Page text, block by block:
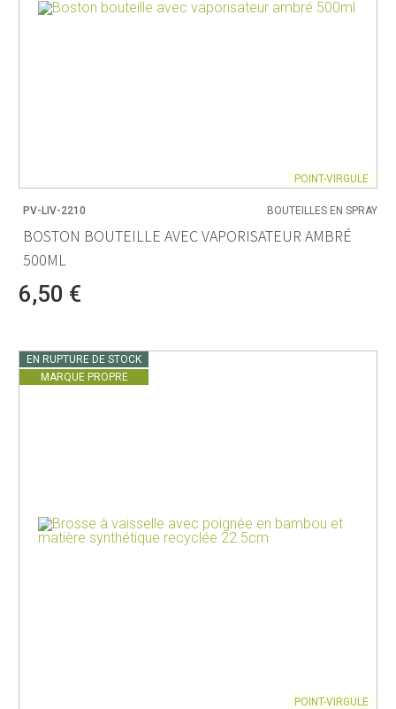
POINT-VIRGULE
PV-LIV-2210 BOUTEILLES EN SPRAY
BOSTON BOUTEILLE AVEC VAPORISATEUR AMBRÉ
500ML
6,50 €
EN RUPTURE DE STOCK
MARQUE PROPRE
POINT-VIRGULE